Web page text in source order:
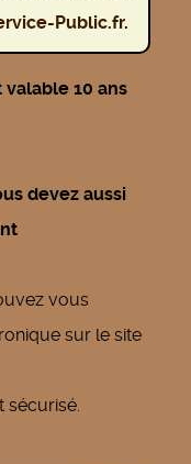
Public.fr.
10 ans
devez aussi
vous
sur le site
sécurisé.